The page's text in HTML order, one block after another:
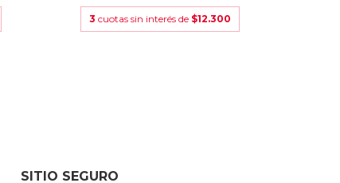
3 cuotas sin interés de $12.300
SITIO SEGURO